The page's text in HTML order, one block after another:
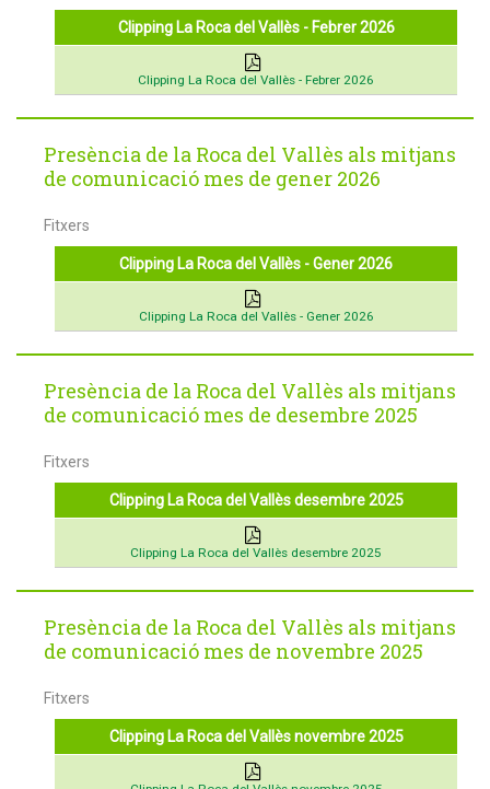
Clipping La Roca del Vallès - Febrer 2026
Clipping La Roca del Vallès - Febrer 2026
Presència de la Roca del Vallès als mitjans
de comunicació mes de gener 2026
Fitxers
Clipping La Roca del Vallès - Gener 2026
Clipping La Roca del Vallès - Gener 2026
Presència de la Roca del Vallès als mitjans
de comunicació mes de desembre 2025
Fitxers
Clipping La Roca del Vallès desembre 2025
Clipping La Roca del Vallès desembre 2025
Presència de la Roca del Vallès als mitjans
de comunicació mes de novembre 2025
Fitxers
Clipping La Roca del Vallès novembre 2025